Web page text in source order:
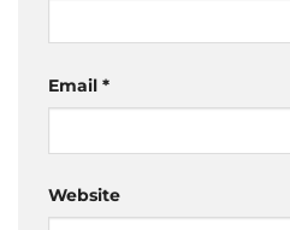
Email *
Website